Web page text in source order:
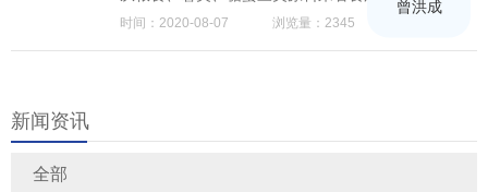
新闻资讯
全部
其扩散力好的性能，更适宜作头香香料使用，但用量
宜少，以免单独突出而影响效果。可大量用于如杏
人造革、织物及塑料加工过程中用作溶剂，在各种石
质量，粮食酒精优，其次是薯类酒精，差的是糖蜜酒
精。食用酒精使用粮食和酵母菌在发酵罐里经过发酵
后，经过过滤、精馏来得到的产品，通常为乙醇的水
时间：2020-08-07 浏览量：2345
曾洪成